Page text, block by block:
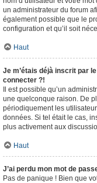
un administrateur du forum
également possible que le
configuration et qu’il soit
Haut
Je m’étais déjà inscrit par
connecter ?!
Il est possible qu’un
une quelconque raison. De
périodiquement les
données. Si tel était le cas,
plus activement aux
Haut
J’ai perdu mon mot de
Pas de panique ! Bien que